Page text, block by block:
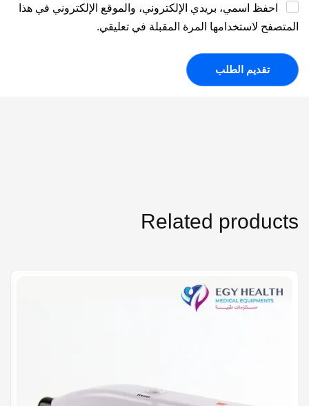
احفظ اسمي، بريدي الإلكتروني، والموقع الإلكتروني في هذا
المتصفح لاستخدامها المرة المقبلة في تعليقي.
Related products